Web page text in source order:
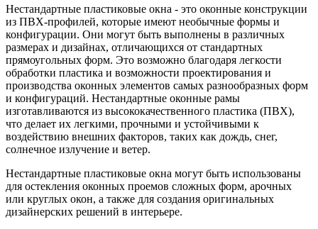
Нестандартные пластиковые окна - это оконные конструкции
из ПВХ-профилей, которые имеют необычные формы и
конфигурации. Они могут быть выполнены в различных
размерах и дизайнах, отличающихся от стандартных
прямоугольных форм. Это возможно благодаря легкости
обработки пластика и возможности проектирования и
производства оконных элементов самых разнообразных форм
и конфигураций‍‍. Нестандартные оконные рамы
изготавливаются из высококачественного пластика (ПВХ),
что делает их легкими, прочными и устойчивыми к
воздействию внешних факторов, таких как дождь, снег,
солнечное излучение и ветер.
Нестандартные пластиковые окна могут быть использованы
для остекления оконных проемов сложных форм, арочных
или круглых окон, а также для создания оригинальных
дизайнерских решений в интерьере‍‍.